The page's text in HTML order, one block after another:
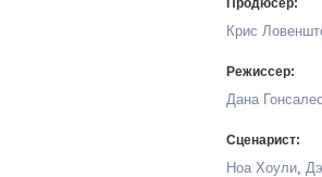
Продюсер:
Крис
Режиссер:
Дана
Сценарист:
Ноа Хоули,